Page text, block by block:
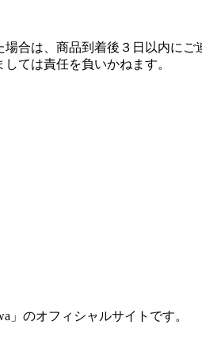
合は、商品到着後３日以内にご
ては責任を負いかねます。
」のオフィシャルサイトです。